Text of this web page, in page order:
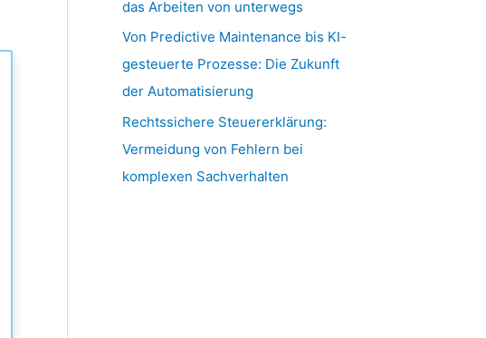
das Arbeiten von unterwegs
Von Predictive Maintenance bis KI-
gesteuerte Prozesse: Die Zukunft
der Automatisierung
Rechtssichere Steuererklärung:
Vermeidung von Fehlern bei
komplexen Sachverhalten